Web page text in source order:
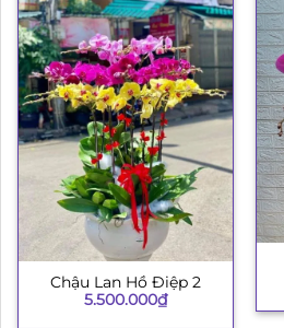
Chậu Lan Hồ Điệp 2
5.500.000₫